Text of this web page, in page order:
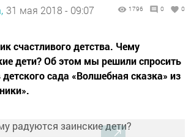
31 мая 2018 - 09:07 1796 0 0
счастливого детства. Чему
дети? Об этом мы решили спросить
сада «Волшебная сказка» из